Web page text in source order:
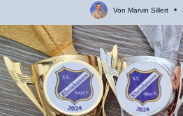
Von Marvin Sillert